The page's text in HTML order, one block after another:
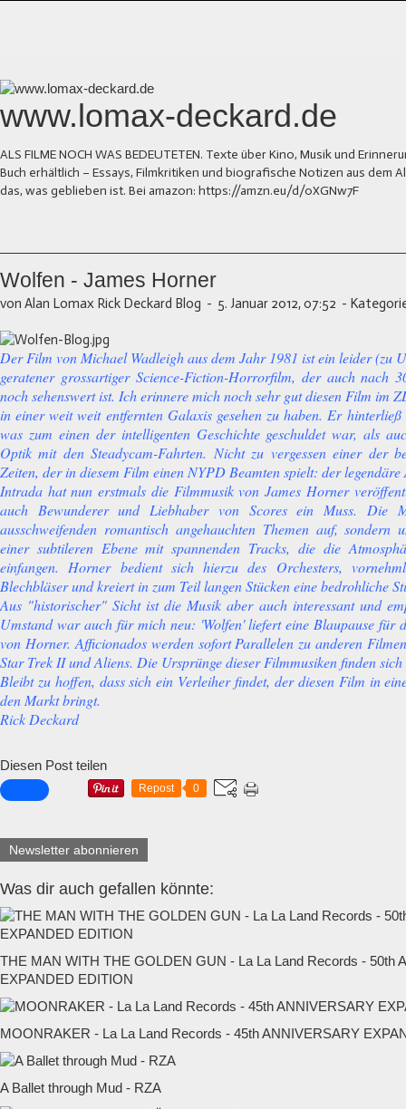
www.lomax-deckard.de
ALS FILME NOCH WAS BEDEUTETEN. Texte über Kino, Musik und
Buch erhältlich – Essays, Filmkritiken und biografische Notizen aus dem
das, was geblieben ist. Bei amazon: https://amzn.eu/d/0XGNw7F
Wolfen - James Horner
von Alan Lomax Rick Deckard Blog - 5. Januar 2012, 07:52 -
Der Film von Michael Wadleigh aus dem Jahr 1981 ist ein leider (zu
geratener grossartiger Science-Fiction-Horrorfilm, der auch nach
noch sehenswert ist. Ich erinnere mich noch sehr gut diesen Film im
in einer weit weit entfernten Galaxis gesehen zu haben. Er
was zum einen der intelligenten Geschichte geschuldet war, als
Optik mit den Steadycam-Fahrten. Nicht zu vergessen einer der
Zeiten, der in diesem Film einen NYPD Beamten spielt: der
Intrada hat nun erstmals die Filmmusik von James Horner
auch Bewunderer und Liebhaber von Scores ein Muss. Die
ausschweifenden romantisch angehauchten Themen auf, sondern
einer subtileren Ebene mit spannenden Tracks, die die
einfangen. Horner bedient sich hierzu des Orchesters,
Blechbläser und kreiert in zum Teil langen Stücken eine bedrohliche
Aus "historischer" Sicht ist die Musik aber auch interessant und
Umstand war auch für mich neu: 'Wolfen' liefert eine Blaupause für
von Horner. Afficionados werden sofort Parallelen zu anderen
Star Trek II und Aliens. Die Ursprünge dieser Filmmusiken finden sich
Bleibt zu hoffen, dass sich ein Verleiher findet, der diesen Film in
den Markt bringt.
Rick Deckard
Diesen Post teilen
Repost 0
Newsletter abonnieren
Was dir auch gefallen könnte:
THE MAN WITH THE GOLDEN GUN - La La Land Records - 50th
EXPANDED EDITION
MOONRAKER - La La Land Records - 45th ANNIVERSARY
A Ballet through Mud - RZA